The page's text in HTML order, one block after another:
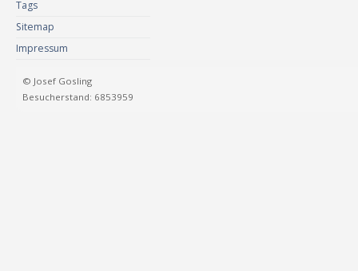
Tags
Sitemap
Impressum
© Josef Gosling
Besucherstand: 6853959